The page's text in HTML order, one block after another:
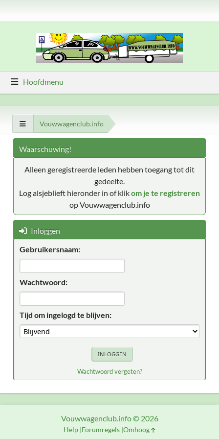
Hoofdmenu
Vouwwagenclub.info
Waarschuwing!
Alleen geregistreerde leden hebben toegang tot dit
gedeelte.
Log alsjeblieft hieronder in of klikom je te registreren
op Vouwwagenclub.info
Inloggen
Gebruikersnaam:
Wachtwoord:
Tijd om ingelogd te blijven:
Wachtwoord vergeten?
Vouwwagenclub.info © 2026
Help Forumregels Omhoog